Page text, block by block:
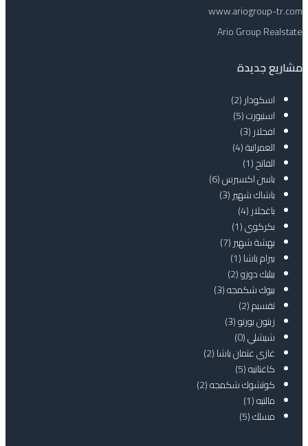
www.ariogroup-tr.com
Ario Group Realstate
مشاريع جديدة
اسكودار(2)
اسنيورت(5)
افجلار(3)
العمرانية(4)
الفاتح(1)
باسن اكسبرس(6)
باشاك شهير(3)
باغجلار(4)
بكركوي(1)
بهشة شهير(7)
بيرام باشا(1)
بيليك دوزو(2)
بيوك شكمجه(3)
تقسبم(2)
زيتون بورنو(3)
شيشلي(0)
غازي عثمان باشا(2)
كاغتانيه(5)
كوتشوك شكمجه(2)
مالتبه(1)
مسلك(5)